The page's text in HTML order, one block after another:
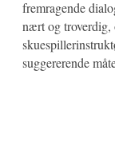
fremragende
nært og troverdig,
suggererende